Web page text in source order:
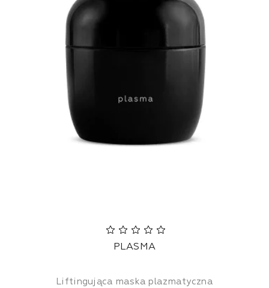
PLASMA
Liftingująca maska plazmatyczna